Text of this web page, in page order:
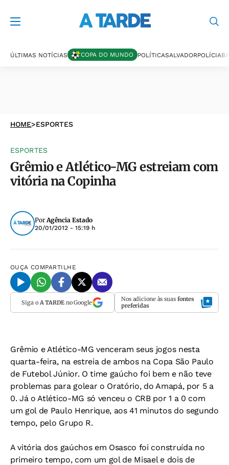
ÚLTIMAS NOTÍCIAS COPA DO MUNDO POLÍTICASALVADORPOLÍCIA
HOME>ESPORTES
ESPORTES
Grêmio e Atlético-MG estreiam com
vitória na Copinha
PorAgência Estado
20/01/2012 - 15:19 h
OUÇA COMPARTILHE
Siga o A TARDEno Google Nos adicione às suas fontes
preferidas
Grêmio e Atlético-MG venceram seus jogos nesta
quarta-feira, na estreia de ambos na Copa São Paulo
de Futebol Júnior. O time gaúcho foi bem e não teve
problemas para golear o Oratório, do Amapá, por 5 a
0. Já o Atlético-MG só venceu o CRB por 1 a 0 com
um gol de Paulo Henrique, aos 41 minutos do segundo
tempo, pelo Grupo R.
A vitória dos gaúchos em Osasco foi construída no
primeiro tempo, com um gol de Misael e dois de